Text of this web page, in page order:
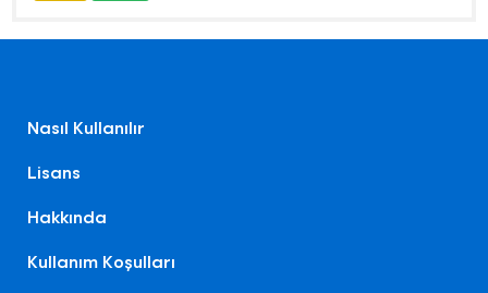
Nasıl Kullanılır
Lisans
Hakkında
Kullanım Koşulları